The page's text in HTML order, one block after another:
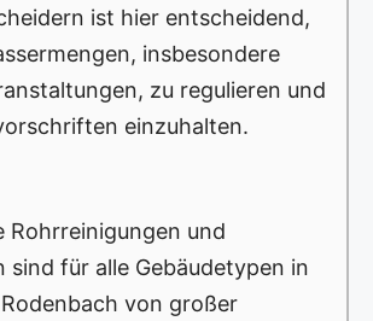
ist hier entscheidend,
insbesondere
zu regulieren und
einzuhalten.
Rohrreinigungen und
sind für alle Gebäudetypen in
von großer